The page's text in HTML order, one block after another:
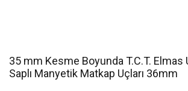
35 mm Kesme Boyunda T.C.T. Elmas
Saplı Manyetik Matkap Uçları 36mm